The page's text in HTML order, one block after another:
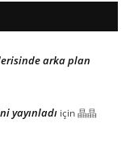
arka plan
yayınladı için晶晶